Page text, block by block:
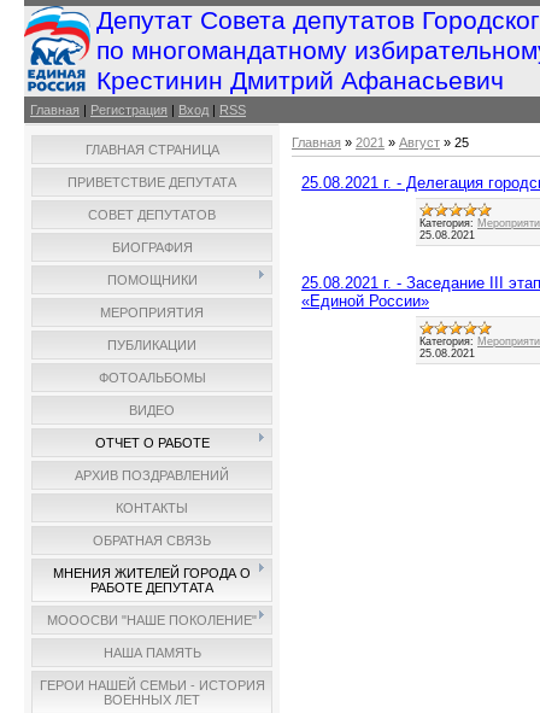
Депутат Совета депутатов
по многомандатному
Крестинин Дмитрий Афанасьевич
Главная | Регистрация | Вход | RSS
ГЛАВНАЯ СТРАНИЦА
ПРИВЕТСТВИЕ ДЕПУТАТА
СОВЕТ ДЕПУТАТОВ
БИОГРАФИЯ
ПОМОЩНИКИ
МЕРОПРИЯТИЯ
ПУБЛИКАЦИИ
ФОТОАЛЬБОМЫ
ВИДЕО
ОТЧЕТ О РАБОТЕ
АРХИВ ПОЗДРАВЛЕНИЙ
КОНТАКТЫ
ОБРАТНАЯ СВЯЗЬ
МНЕНИЯ ЖИТЕЛЕЙ ГОРОДА О
РАБОТЕ ДЕПУТАТА
МОООСВИ "НАШЕ ПОКОЛЕНИЕ"
НАША ПАМЯТЬ
ГЕРОИ НАШЕЙ СЕМЬИ - ИСТОРИЯ
ВОЕННЫХ ЛЕТ
Главная » 2021 » Август » 25
25.08.2021 г. - Делегация
Категория:
25.08.2021
25.08.2021 г. - Заседание III
«Единой России»
Категория:
25.08.2021